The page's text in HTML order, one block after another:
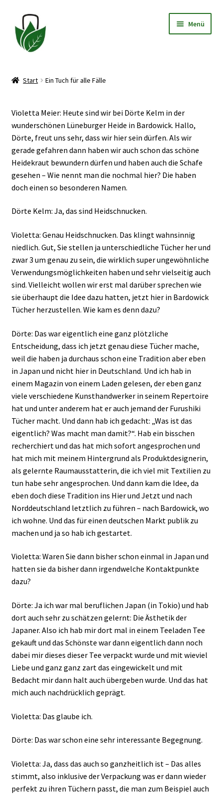
Zur
Navigation
springen
Zum
Inhalt
springen
Menü
Impressum
Start Ein Tuch für alle Fälle
Violetta Meier: Heute sind wir bei Dörte Kelm in der
wunderschönen Lüneburger Heide in Bardowick. Hallo,
Dörte, freut uns sehr, dass wir hier sein dürfen. Als wir
gerade gefahren dann haben wir auch schon das schöne
Heidekraut bewundern dürfen und haben auch die Schafe
gesehen – Wie nennt man die nochmal hier? Die haben
doch einen so besonderen Namen.
Dörte Kelm: Ja, das sind Heidschnucken.
Violetta: Genau Heidschnucken. Das klingt wahnsinnig
niedlich. Gut, Sie stellen ja unterschiedliche Tücher her und
zwar 3 um genau zu sein, die wirklich super ungewöhnliche
Verwendungsmöglichkeiten haben und sehr vielseitig auch
sind. Vielleicht wollen wir erst mal darüber sprechen wie
sie überhaupt die Idee dazu hatten, jetzt hier in Bardowick
Tücher herzustellen. Wie kam es denn dazu?
Dörte: Das war eigentlich eine ganz plötzliche
Entscheidung, dass ich jetzt genau diese Tücher mache,
weil die haben ja durchaus schon eine Tradition aber eben
in Japan und nicht hier in Deutschland. Und ich hab in
einem Magazin von einem Laden gelesen, der eben ganz
viele verschiedene Kunsthandwerker in seinem Repertoire
hat und unter anderem hat er auch jemand der Furushiki
Tücher macht. Und dann hab ich gedacht: „Was ist das
eigentlich? Was macht man damit?“. Hab ein bisschen
recherchiert und das hat mich sofort angesprochen und
hat mich mit meinem Hintergrund als Produktdesignerin,
als gelernte Raumausstatterin, die ich viel mit Textilien zu
tun habe sehr angesprochen. Und dann kam die Idee, da
eben doch diese Tradition ins Hier und Jetzt und nach
Norddeutschland letztlich zu führen – nach Bardowick, wo
ich wohne. Und das für einen deutschen Markt publik zu
machen und ja so hab ich gestartet.
Violetta: Waren Sie dann bisher schon einmal in Japan und
hatten sie da bisher dann irgendwelche Kontaktpunkte
dazu?
Dörte: Ja ich war mal beruflichen Japan (in Tokio) und hab
dort auch sehr zu schätzen gelernt: Die Ästhetik der
Japaner. Also ich hab mir dort mal in einem Teeladen Tee
gekauft und das Schönste war dann eigentlich dann noch
dabei mir dieses dieser Tee verpackt wurde und mit wieviel
Liebe und ganz ganz zart das eingewickelt und mit
Bedacht mir dann halt auch übergeben wurde. Und das hat
mich auch nachdrücklich geprägt.
Violetta: Das glaube ich.
Dörte: Das war schon eine sehr interessante Begegnung.
Violetta: Ja, dass das auch so ganzheitlich ist – Das alles
stimmt, also inklusive der Verpackung was er dann wieder
perfekt zu ihren Tüchern passt, die man zum Beispiel auch